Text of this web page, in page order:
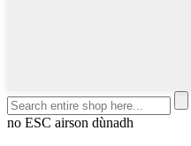
no ESC airson dùnadh